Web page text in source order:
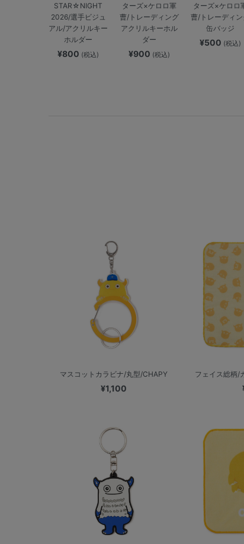
STAR☆NIGHT
2026/選手ビジュ
アル/アクリルキー
ホルダー
¥800 (税込)
ターズ×ケロロ軍
曹/トレーディング
アクリルキーホル
ダー
¥900 (税込)
ターズ×ケロロ
曹/トレーディ
缶バッジ
¥500 (税込)
マスコットカラビナ/丸型/CHAPY
¥1,100
フェイス総柄/